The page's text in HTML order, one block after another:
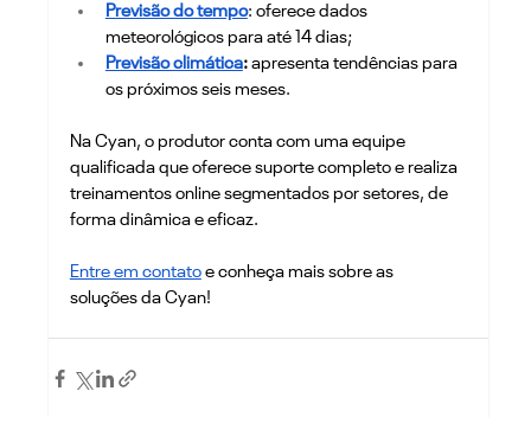
Previsão do tempo: oferece dados
meteorológicos para até 14 dias;
Previsão climática: apresenta tendências para
os próximos seis meses.
Na Cyan, o produtor conta com uma equipe
qualificada que oferece suporte completo e realiza
treinamentos online segmentados por setores, de
forma dinâmica e eficaz.
Entre em contato e conheça mais sobre as
soluções da Cyan!